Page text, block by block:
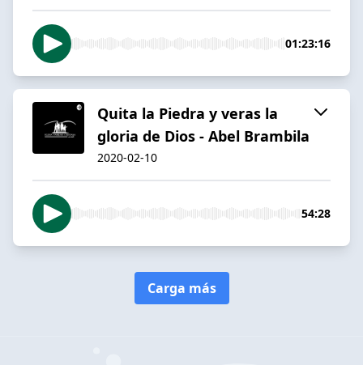
01:23:16
Quita la Piedra y veras la
gloria de Dios - Abel Brambila
2020-02-10
54:28
Carga más